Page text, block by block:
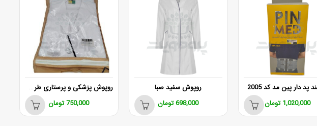
پد دار پین مد کد 2005
1,020,000 تومان
روپوش سفید صبا
698,000تومان
روپوش پزشکی و پرستاری طرح مهشید
750,000تومان